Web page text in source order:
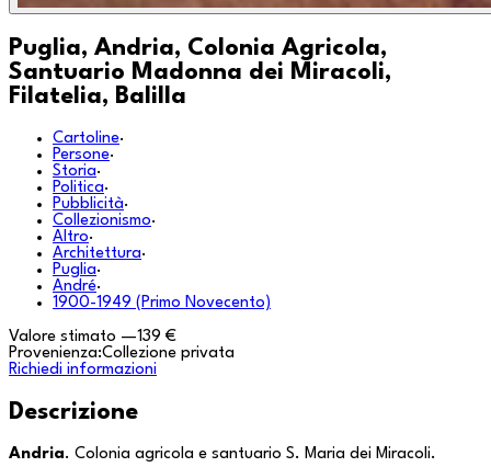
Puglia, Andria, Colonia Agricola,
Santuario Madonna dei Miracoli,
Filatelia, Balilla
Cartoline·
Persone·
Storia·
Politica·
Pubblicità·
Collezionismo·
Altro·
Architettura·
Puglia·
André·
1900-1949 (Primo Novecento)
Valore stimato —139 €
Provenienza:Collezione privata
Richiedi informazioni
Descrizione
Andria. Colonia agricola e santuario S. Maria dei Miracoli.